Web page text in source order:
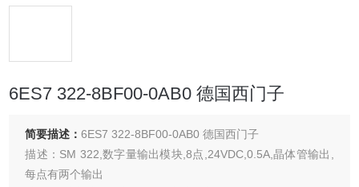
6ES7 322-8BF00-0AB0 德国西门子
简要描述：6ES7 322-8BF00-0AB0 德国西门子
描述：SM 322,数字量输出模块,8点,24VDC,0.5A,晶体管输出,
每点有两个输出